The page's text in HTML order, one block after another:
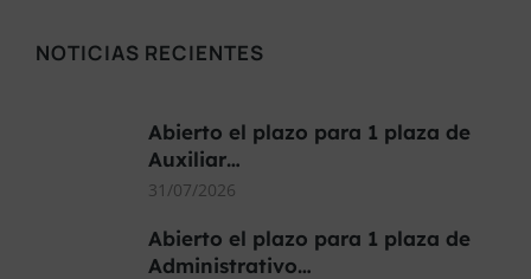
NOTICIAS RECIENTES
Abierto el plazo para 1 plaza de
Auxiliar…
31/07/2026
Abierto el plazo para 1 plaza de
Administrativo…